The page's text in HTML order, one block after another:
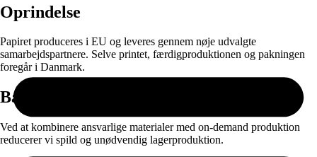
Oprindelse
Papiret produceres i EU og leveres gennem nøje udvalgte
samarbejdspartnere. Selve printet, færdigproduktionen og pakningen
foregår i Danmark.
Bæredygtighed
Ved at kombinere ansvarlige materialer med on-demand produktion
reducerer vi spild og unødvendig lagerproduktion.